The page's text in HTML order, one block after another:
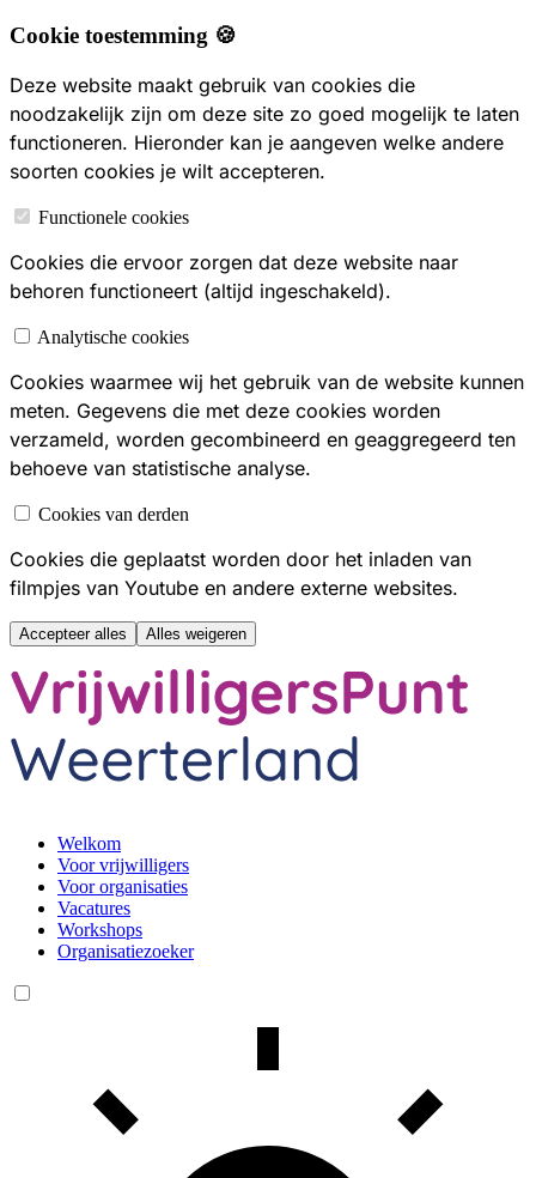
Cookie toestemming 🍪
Deze website maakt gebruik van cookies die
noodzakelijk zijn om deze site zo goed mogelijk te laten
functioneren. Hieronder kan je aangeven welke andere
soorten cookies je wilt accepteren.
Functionele cookies
Cookies die ervoor zorgen dat deze website naar
behoren functioneert (altijd ingeschakeld).
Analytische cookies
Cookies waarmee wij het gebruik van de website kunnen
meten. Gegevens die met deze cookies worden
verzameld, worden gecombineerd en geaggregeerd ten
behoeve van statistische analyse.
Cookies van derden
Cookies die geplaatst worden door het inladen van
filmpjes van Youtube en andere externe websites.
Accepteer alles Alles weigeren
Welkom
Voor vrijwilligers
Voor organisaties
Vacatures
Workshops
Organisatiezoeker